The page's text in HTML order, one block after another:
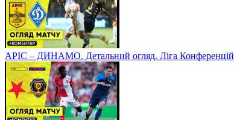
АРІС – ДИНАМО. Детальний огляд. Ліга Конференцій